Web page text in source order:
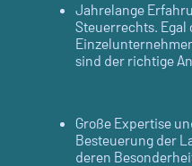
Jahrelange
Steuerrechts. Egal
sind der richtige
Große Expertise
Besteuerung der
deren